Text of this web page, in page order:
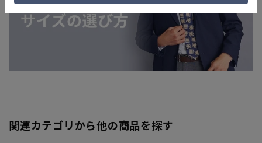
関連カテゴリから他の商品を探す